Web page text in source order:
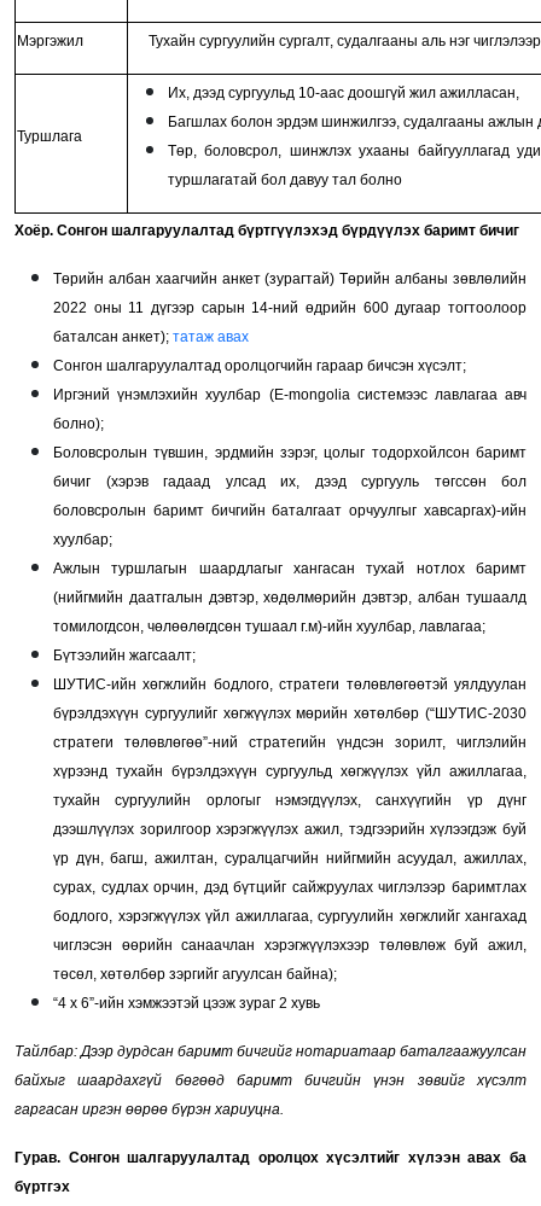
Мэргэжил Тухайн сургуулийн сургалт, судалгааны аль нэг
Туршлага
Их, дээд сургуульд 10-аас доошгүй жил ажилласан,
Багшлах болон эрдэм шинжилгээ, судалгааны ажлын
Төр, боловсрол, шинжлэх ухааны байгууллагад
туршлагатай бол давуу тал болно
Хоёр. Сонгон шалгаруулалтад бүртгүүлэхэд бүрдүүлэх баримт бичиг
Төрийн албан хаагчийн анкет (зурагтай) Төрийн албаны зөвлөлийн
2022 оны 11 дүгээр сарын 14-ний өдрийн 600 дугаар тогтоолоор
баталсан анкет); татаж авах
Сонгон шалгаруулалтад оролцогчийн гараар бичсэн хүсэлт;
Иргэний үнэмлэхийн хуулбар (Е-mongolia системээс лавлагаа авч
болно);
Боловсролын түвшин, эрдмийн зэрэг, цолыг тодорхойлсон баримт
бичиг (хэрэв гадаад улсад их, дээд сургууль төгссөн бол
боловсролын баримт бичгийн баталгаат орчуулгыг хавсаргах)-ийн
хуулбар;
Ажлын туршлагын шаардлагыг хангасан тухай нотлох баримт
(нийгмийн даатгалын дэвтэр, хөдөлмөрийн дэвтэр, албан тушаалд
томилогдсон, чөлөөлөгдсөн тушаал г.м)-ийн хуулбар, лавлагаа;
Бүтээлийн жагсаалт;
ШУТИС-ийн хөгжлийн бодлого, стратеги төлөвлөгөөтэй уялдуулан
бүрэлдэхүүн сургуулийг хөгжүүлэх мөрийн хөтөлбөр (“ШУТИС-2030
стратеги төлөвлөгөө”-ний стратегийн үндсэн зорилт, чиглэлийн
хүрээнд тухайн бүрэлдэхүүн сургуульд хөгжүүлэх үйл ажиллагаа,
тухайн сургуулийн орлогыг нэмэгдүүлэх, санхүүгийн үр дүнг
дээшлүүлэх зорилгоор хэрэгжүүлэх ажил, тэдгээрийн хүлээгдэж буй
үр дүн, багш, ажилтан, суралцагчийн нийгмийн асуудал, ажиллах,
сурах, судлах орчин, дэд бүтцийг сайжруулах чиглэлээр баримтлах
бодлого, хэрэгжүүлэх үйл ажиллагаа, сургуулийн хөгжлийг хангахад
чиглэсэн өөрийн санаачлан хэрэгжүүлэхээр төлөвлөж буй ажил,
төсөл, хөтөлбөр зэргийг агуулсан байна);
“4 х 6”-ийн хэмжээтэй цээж зураг 2 хувь
Тайлбар: Дээр дурдсан баримт бичгийг нотариатаар баталгаажуулсан
байхыг шаардахгүй бөгөөд баримт бичгийн үнэн зөвийг хүсэлт
гаргасан иргэн өөрөө бүрэн хариуцна.
Гурав. Сонгон шалгаруулалтад оролцох хүсэлтийг хүлээн авах ба
бүртгэх